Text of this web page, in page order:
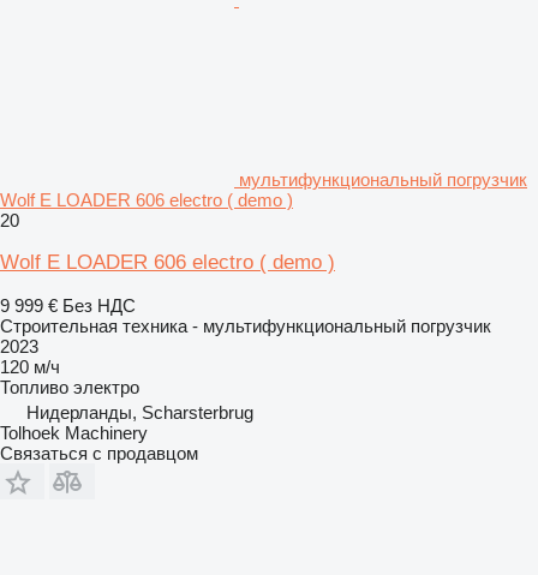
мультифункциональный погрузчик
Wolf E LOADER 606 electro ( demo )
20
Wolf E LOADER 606 electro ( demo )
9 999 € Без НДС
Строительная техника - мультифункциональный погрузчик
2023
120 м/ч
Топливо электро
Нидерланды, Scharsterbrug
Tolhoek Machinery
Связаться с продавцом